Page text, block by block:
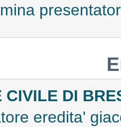
CIVILE DI
eredita'